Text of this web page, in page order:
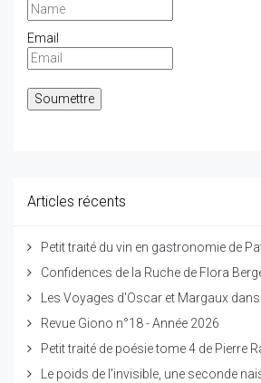
Email
Articles récents
Petit traité du vin en gastronomie de
Confidences de la Ruche de Flora
Les Voyages d'Oscar et Margaux
Revue Giono n°18 - Année 2026
Petit traité de poésie tome 4 de Pierre
Le poids de l'invisible, une seconde